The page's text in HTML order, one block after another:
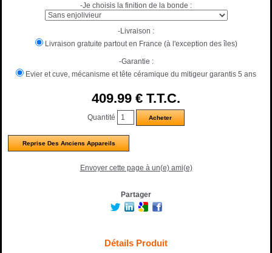
-Je choisis la finition de la bonde :
-Livraison :
Livraison gratuite partout en France (à l'exception des îles)
-Garantie :
Evier et cuve, mécanisme et tête céramique du mitigeur garantis 5 ans
409.99 € T.T.C.
Quantité
Reprise Des Anciens Appareils
Envoyer cette page à un(e) ami(e)
Partager
Détails Produit